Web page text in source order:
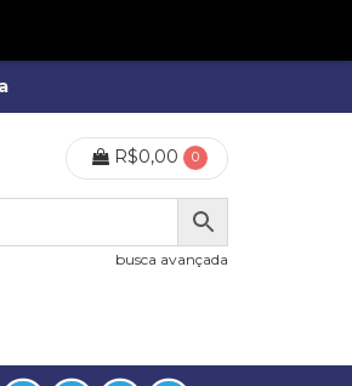
R$0,00 0
busca avançada